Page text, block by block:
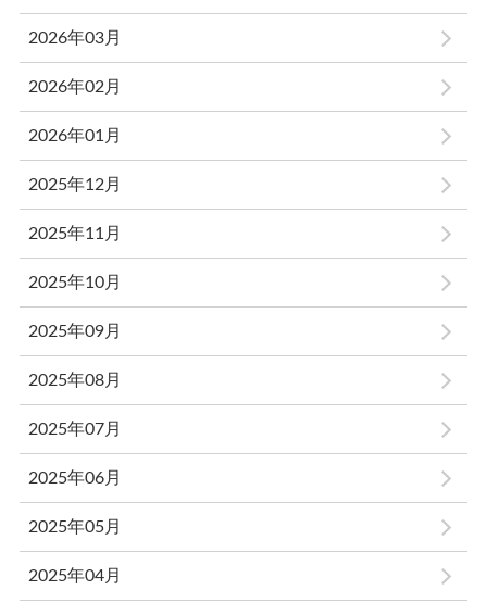
2026年03月
2026年02月
2026年01月
2025年12月
2025年11月
2025年10月
2025年09月
2025年08月
2025年07月
2025年06月
2025年05月
2025年04月